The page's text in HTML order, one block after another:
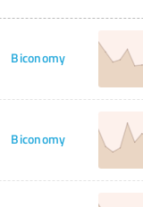
Biconomy
Biconomy